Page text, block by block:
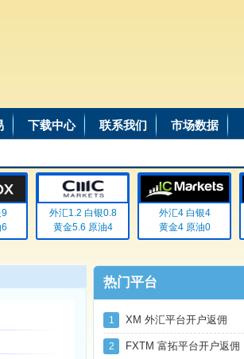
下载中心 联系我们 市场数据
外汇1.2 白银0.8
黄金5.6 原油4
外汇4 白银4
黄金4 原油0
热门平台
1 XM 外汇平台开户返佣
2 FXTM 富拓平台开户返佣